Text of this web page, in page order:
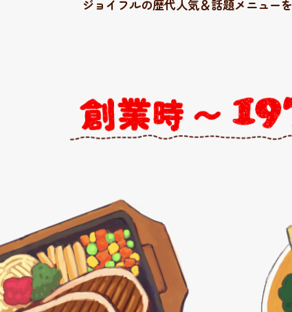
ジョイフルの歴代人気＆話題メニューを